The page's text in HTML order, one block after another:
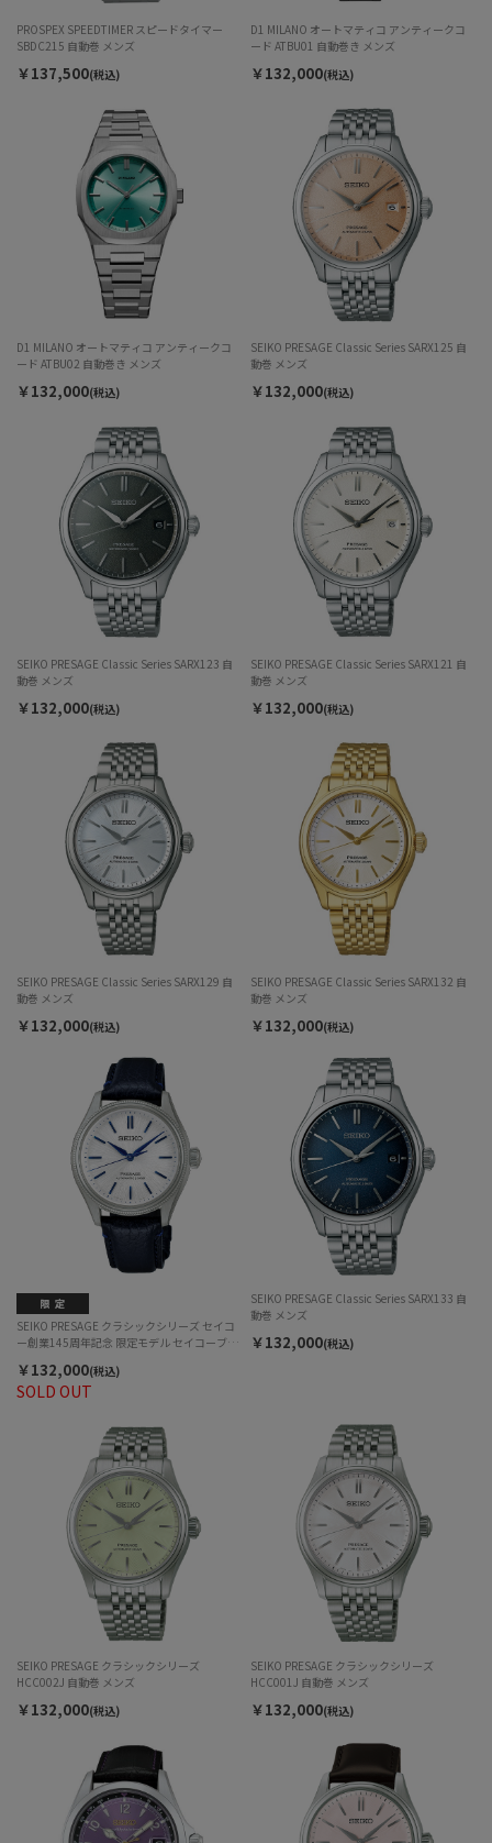
PROSPEX SPEEDTIMER スピードタイマー
SBDC215 自動巻 メンズ
￥137,500(税込)
D1 MILANO オートマティコ アンティークコ
ード ATBU01 自動巻き メンズ
￥132,000(税込)
D1 MILANO オートマティコ アンティークコ
ード ATBU02 自動巻き メンズ
￥132,000(税込)
SEIKO PRESAGE Classic Series SARX125 自
動巻 メンズ
￥132,000(税込)
SEIKO PRESAGE Classic Series SARX123 自
動巻 メンズ
￥132,000(税込)
SEIKO PRESAGE Classic Series SARX121 自
動巻 メンズ
￥132,000(税込)
SEIKO PRESAGE Classic Series SARX129 自
動巻 メンズ
￥132,000(税込)
SEIKO PRESAGE Classic Series SARX132 自
動巻 メンズ
￥132,000(税込)
SOLD OUT
SEIKO PRESAGE クラシックシリーズ セイコ
ー創業145周年記念 限定モデル セイコーブル
￥132,000(税込)
SEIKO PRESAGE Classic Series SARX133 自
動巻 メンズ
￥132,000(税込)
SEIKO PRESAGE クラシックシリーズ
HCC002J 自動巻 メンズ
￥132,000(税込)
SEIKO PRESAGE クラシックシリーズ
HCC001J 自動巻 メンズ
￥132,000(税込)